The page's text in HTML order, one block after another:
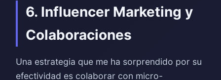
6. Influencer Marketing y
Colaboraciones
Una estrategia que me ha sorprendido por su
efectividad es colaborar con micro-